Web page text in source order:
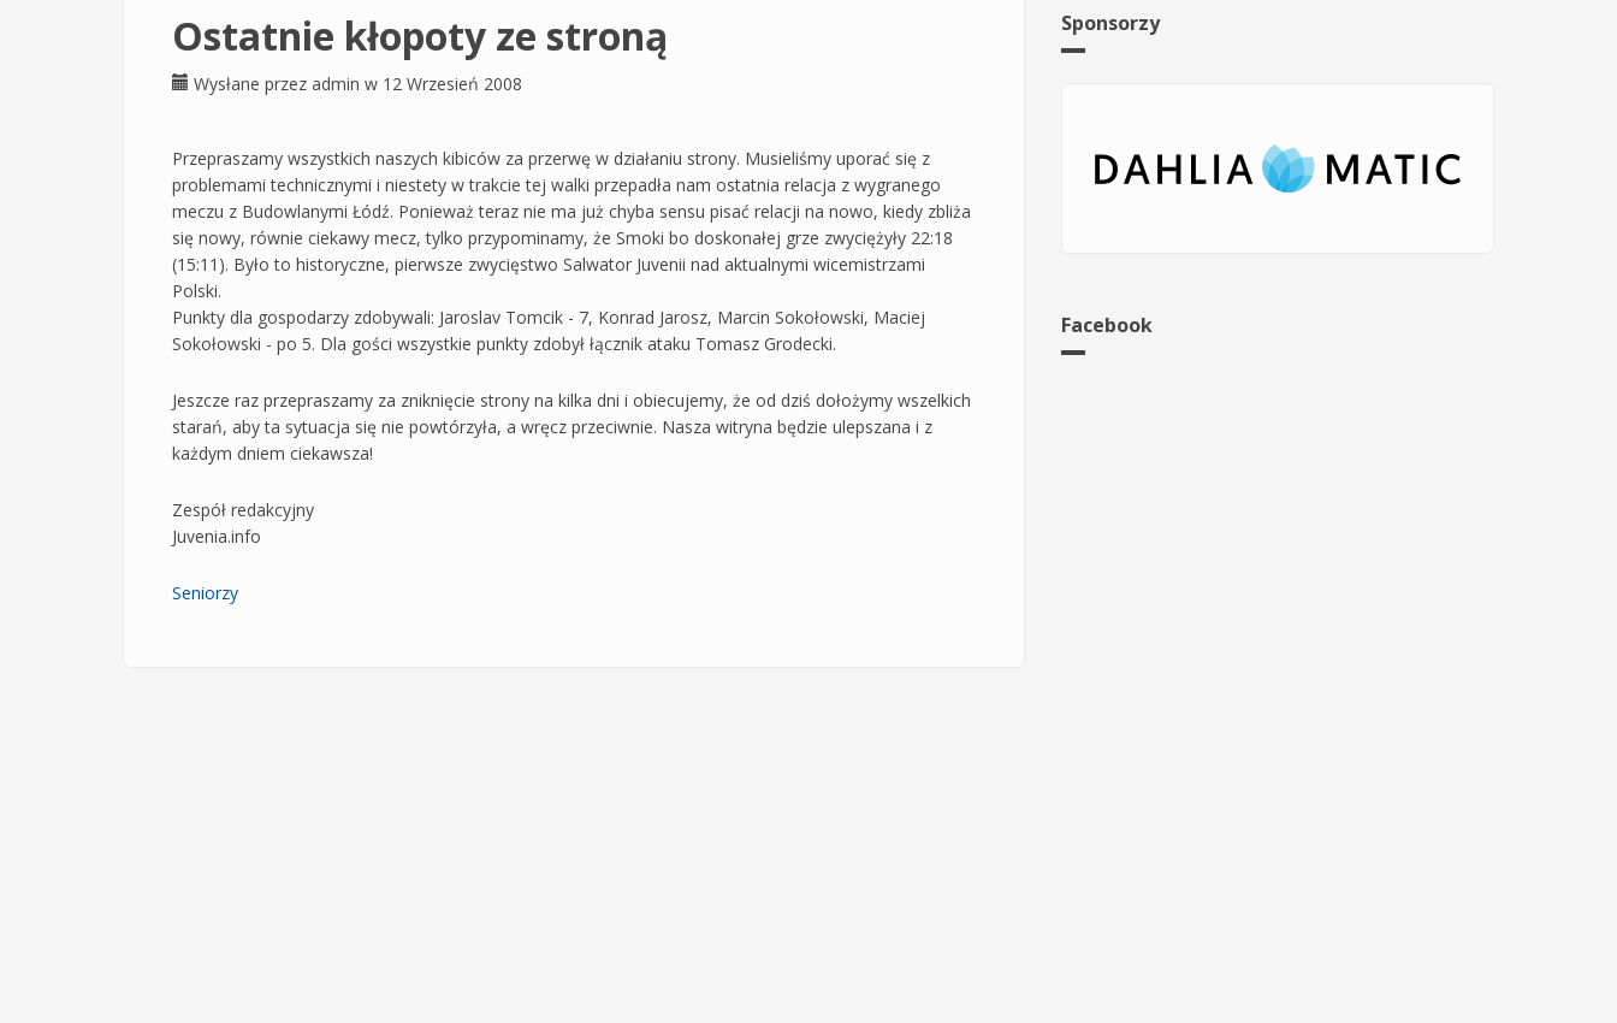
Ostatnie kłopoty ze stroną
Wysłane przez admin w 12 Wrzesień 2008
Przepraszamy wszystkich naszych kibiców za przerwę w działaniu strony. Musieliśmy uporać się z
problemami technicznymi i niestety w trakcie tej walki przepadła nam ostatnia relacja z wygranego
meczu z Budowlanymi Łódź. Ponieważ teraz nie ma już chyba sensu pisać relacji na nowo, kiedy zbliża
się nowy, równie ciekawy mecz, tylko przypominamy, że Smoki bo doskonałej grze zwyciężyły 22:18
(15:11). Było to historyczne, pierwsze zwycięstwo Salwator Juvenii nad aktualnymi wicemistrzami
Polski.
Punkty dla gospodarzy zdobywali: Jaroslav Tomcik - 7, Konrad Jarosz, Marcin Sokołowski, Maciej
Sokołowski - po 5. Dla gości wszystkie punkty zdobył łącznik ataku Tomasz Grodecki.
Jeszcze raz przepraszamy za zniknięcie strony na kilka dni i obiecujemy, że od dziś dołożymy wszelkich
starań, aby ta sytuacja się nie powtórzyła, a wręcz przeciwnie. Nasza witryna będzie ulepszana i z
każdym dniem ciekawsza!
Zespół redakcyjny
Juvenia.info
Seniorzy
Sponsorzy
Facebook